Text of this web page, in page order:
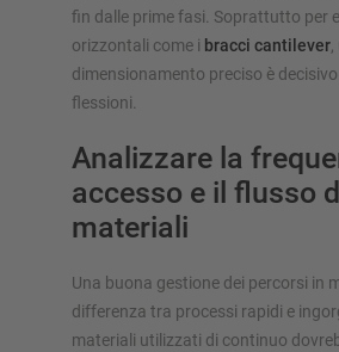
fin dalle prime fasi. Soprattutto per
orizzontali come i bracci cantilever,
dimensionamento preciso è
flessioni.
Analizzare la
accesso e il flusso
materiali
Una buona gestione dei percorsi in
differenza tra processi rapidi e
materiali utilizzati di continuo